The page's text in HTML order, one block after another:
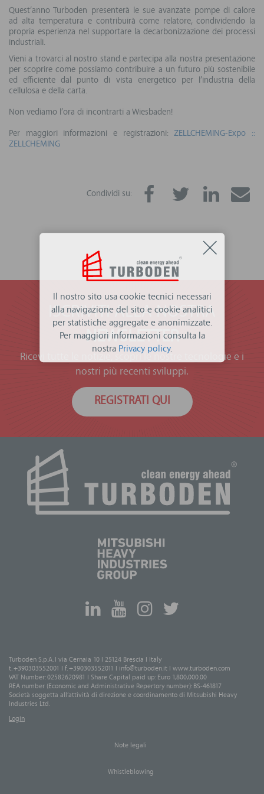
Quest’anno Turboden presenterà le sue avanzate pompe di calore
ad alta temperatura e contribuirà come relatore, condividendo la
propria esperienza nel supportare la decarbonizzazione dei processi
industriali.
Vieni a trovarci al nostro stand e partecipa alla nostra presentazione
per scoprire come possiamo contribuire a un futuro più sostenibile
ed efficiente dal punto di vista energetico per l’industria della
cellulosa e della carta.
Non vediamo l’ora di incontrarti a Wiesbaden!
Per maggiori informazioni e registrazioni:ZELLCHEMING-Expo ::
ZELLCHEMING
Condividi su:
ISCRIVITI ALLA NOSTRA
NEWSLETTER
Ricevi tutte le notizie, scopri le nostre tecnologie e i
nostri più recenti sviluppi.
REGISTRATI QUI
Turboden S.p.A. I via Cernaia 10 I 25124 Brescia I Italy
t. +390303552001 I f. +390303552011 I info@turboden.it I www.turboden.com
VAT Number: 02582620981 I Share Capital paid up: Euro 1,800,000.00
REA number (Economic and Administrative Repertory number): BS-461817
Società soggetta all’attività di direzione e coordinamento di Mitsubishi Heavy
Industries Ltd.
Login
Note legali
Whistleblowing
Il nostro sito usa cookie tecnici necessari
alla navigazione del sito e cookie analitici
per statistiche aggregate e anonimizzate.
Per maggiori informazioni consulta la
nostra Privacy policy.